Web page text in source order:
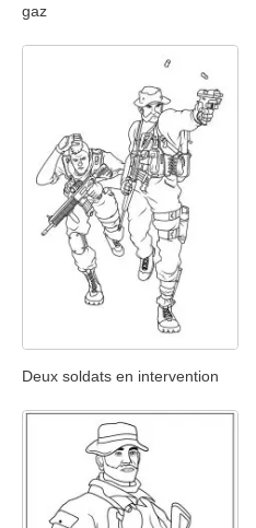
gaz
Deux soldats en intervention